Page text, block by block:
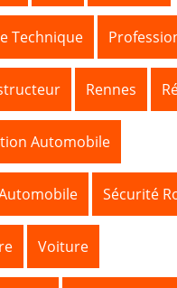
Technique
Rennes
Automobile
Sécurité
Voiture